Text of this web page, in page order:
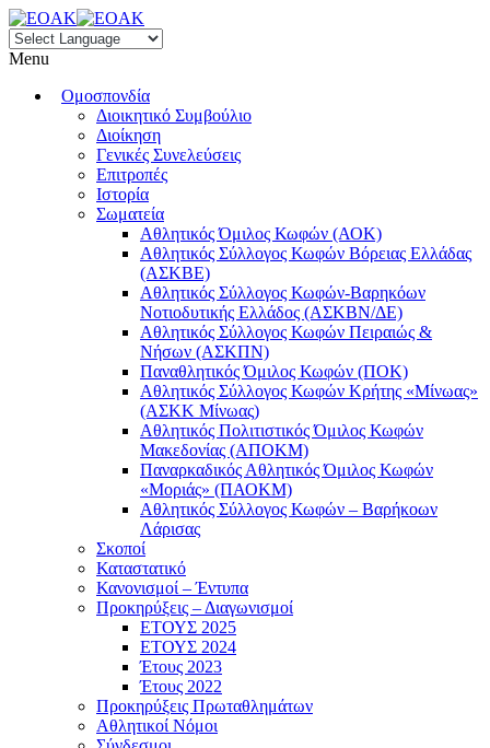
Menu
Ομοσπονδία
Διοικητικό Συμβούλιο
Διοίκηση
Γενικές Συνελεύσεις
Επιτροπές
Ιστορία
Σωματεία
Αθλητικός Όμιλος Κωφών (ΑΟΚ)
Αθλητικός Σύλλογος Κωφών Βόρειας Ελλάδας
(ΑΣΚΒΕ)
Αθλητικός Σύλλογος Κωφών-Βαρηκόων
Νοτιοδυτικής Ελλάδος (ΑΣΚΒΝ/ΔΕ)
Αθλητικός Σύλλογος Κωφών Πειραιώς &
Νήσων (ΑΣΚΠΝ)
Παναθλητικός Όμιλος Κωφών (ΠΟΚ)
Αθλητικός Σύλλογος Κωφών Κρήτης «Μίνωας»
(ΑΣΚΚ Μίνωας)
Αθλητικός Πολιτιστικός Όμιλος Κωφών
Μακεδονίας (ΑΠΟΚΜ)
Παναρκαδικός Αθλητικός Όμιλος Κωφών
«Μοριάς» (ΠΑΟΚΜ)
Αθλητικός Σύλλογος Κωφών – Βαρήκοων
Λάρισας
Σκοποί
Καταστατικό
Κανονισμοί – Έντυπα
Προκηρύξεις – Διαγωνισμοί
ΕΤΟΥΣ 2025
ΕΤΟΥΣ 2024
Έτους 2023
Έτους 2022
Προκηρύξεις Πρωταθλημάτων
Αθλητικοί Νόμοι